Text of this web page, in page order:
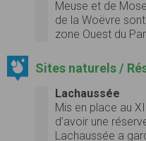
Meuse et de
de la Woëvre
zone Ouest du
Sites naturels /
Lachaussée
Mis en place au
d’avoir une
Lachaussée a